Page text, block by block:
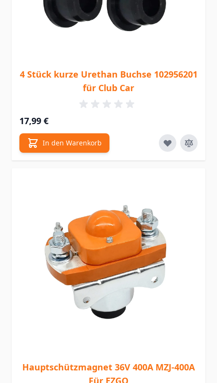
4 Stück kurze Urethan Buchse 102956201
für Club Car
17,99 €
In den Warenkorb
Hauptschützmagnet 36V 400A MZJ-400A
Für EZGO